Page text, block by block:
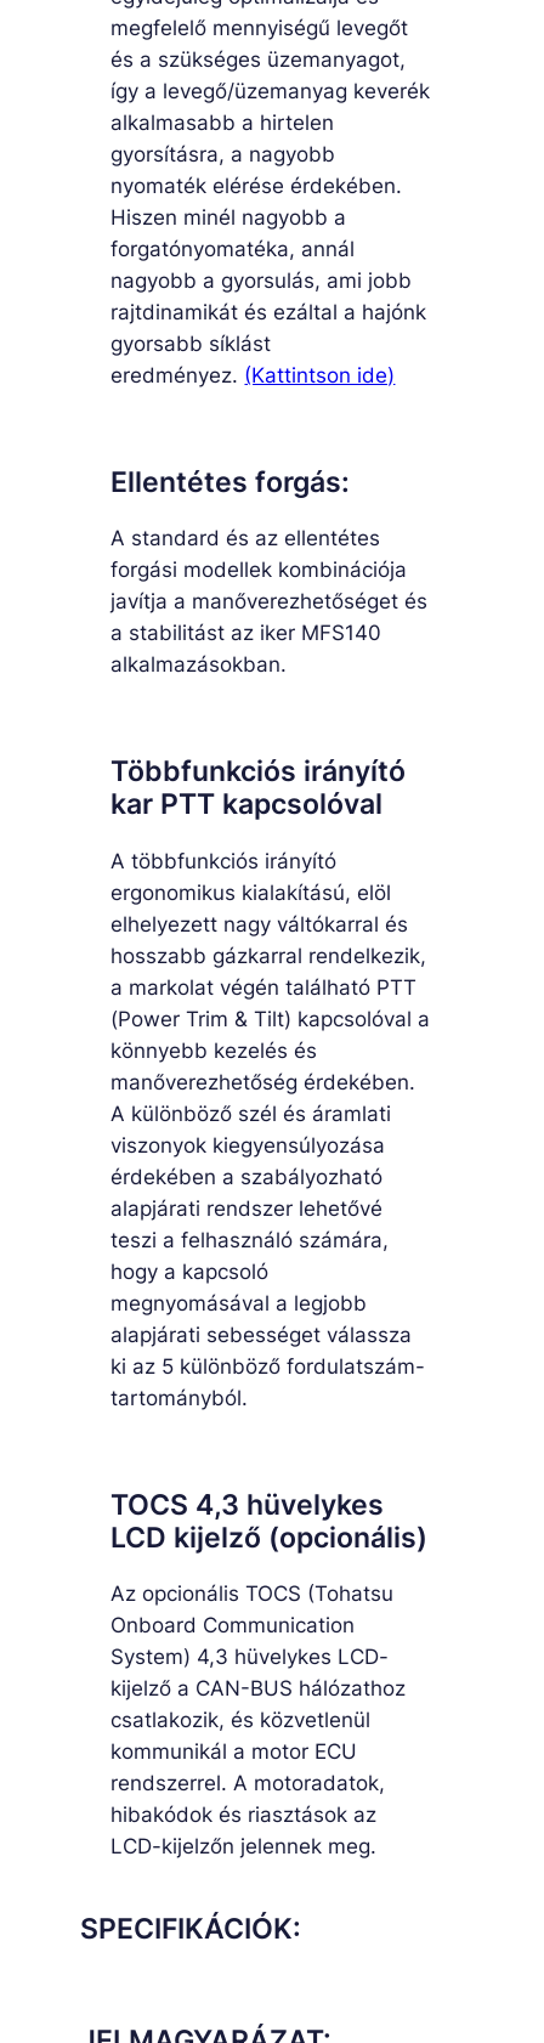
megfelelő mennyiségű levegőt
és a szükséges üzemanyagot,
így a levegő/üzemanyag keverék
alkalmasabb a hirtelen
gyorsításra, a nagyobb
nyomaték elérése érdekében.
Hiszen minél nagyobb a
forgatónyomatéka, annál
nagyobb a gyorsulás, ami jobb
rajtdinamikát és ezáltal a hajónk
gyorsabb síklást
eredményez. (Kattintson ide)
Ellentétes forgás:
A standard és az ellentétes
forgási modellek kombinációja
javítja a manőverezhetőséget és
a stabilitást az iker MFS140
alkalmazásokban.
Többfunkciós irányító
kar PTT kapcsolóval
A többfunkciós irányító
ergonomikus kialakítású, elöl
elhelyezett nagy váltókarral és
hosszabb gázkarral rendelkezik,
a markolat végén található PTT
(Power Trim & Tilt) kapcsolóval a
könnyebb kezelés és
manőverezhetőség érdekében.
A különböző szél és áramlati
viszonyok kiegyensúlyozása
érdekében a szabályozható
alapjárati rendszer lehetővé
teszi a felhasználó számára,
hogy a kapcsoló
megnyomásával a legjobb
alapjárati sebességet válassza
ki az 5 különböző fordulatszám-
tartományból.
TOCS 4,3 hüvelykes
LCD kijelző (opcionális)
Az opcionális TOCS (Tohatsu
Onboard Communication
System) 4,3 hüvelykes LCD-
kijelző a CAN-BUS hálózathoz
csatlakozik, és közvetlenül
kommunikál a motor ECU
rendszerrel. A motoradatok,
hibakódok és riasztások az
LCD-kijelzőn jelennek meg.
SPECIFIKÁCIÓK: